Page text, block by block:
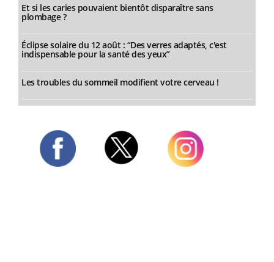
Et si les caries pouvaient bientôt disparaître sans
plombage ?
Éclipse solaire du 12 août : “Des verres adaptés, c'est
indispensable pour la santé des yeux”
Les troubles du sommeil modifient votre cerveau !